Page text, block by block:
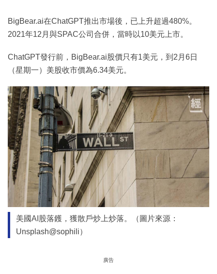
BigBear.ai在ChatGPT推出市場後，已上升超過480%。
2021年12月與SPAC公司合併，當時以10美元上市。
ChatGPT發行前，BigBear.ai股價只有1美元，到2月6日
（星期一）美股收市價為6.34美元。
美國AI股落鑊，獲散戶炒上炒落。（圖片來源：
Unsplash@sophili）
廣告